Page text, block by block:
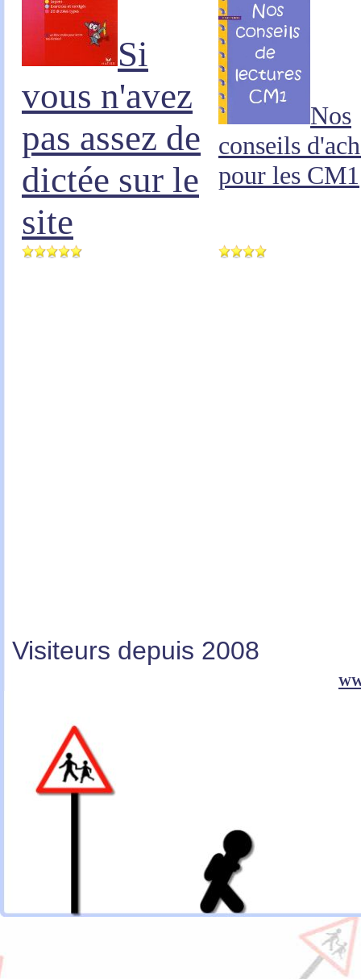
Si
vous n'avez
pas assez de
dictée sur le
site
Nos
conseils
pour les CM1
Visiteurs depuis 2008